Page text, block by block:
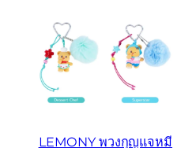
LEMONY พวงกุญแจหมี